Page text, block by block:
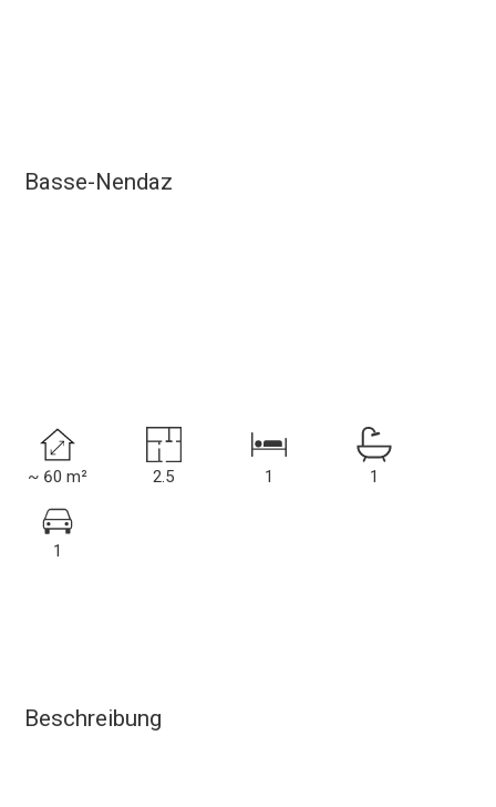
Basse-Nendaz
~ 60 m² 2.5 1 1
1
Beschreibung